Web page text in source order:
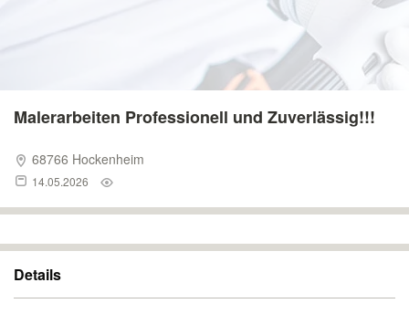
Malerarbeiten Professionell und Zuverlässig!!!
68766 Hockenheim
14.05.2026
Details